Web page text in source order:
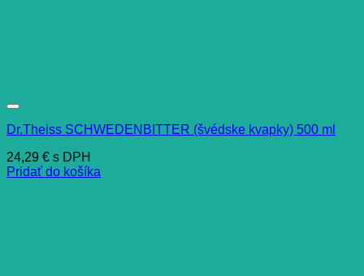
Dr.Theiss SCHWEDENBITTER (švédske kvapky) 500 ml
24,29 € s DPH
Pridať do košíka